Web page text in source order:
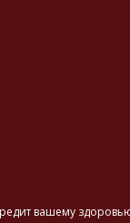
вашему